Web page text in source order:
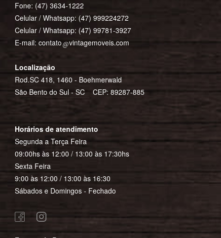
Fone: (47) 3634-1222
Celular / Whatsapp: (47) 999224272
Celular / Whatsapp: (47) 99781-3927
E-mail: contato vintagemoveis.com
Localização
Rod.SC 418, 1460 - Boehmerwald
São Bento do Sul - SC CEP: 89287-885
Horários de atendimento
Segunda a Terça Feira
09:00hs às 12:00 / 13:00 às 17:30hs
Sexta Feira
9:00 às 12:00 / 13:00 às 16:30
Sábados e Domingos - Fechado